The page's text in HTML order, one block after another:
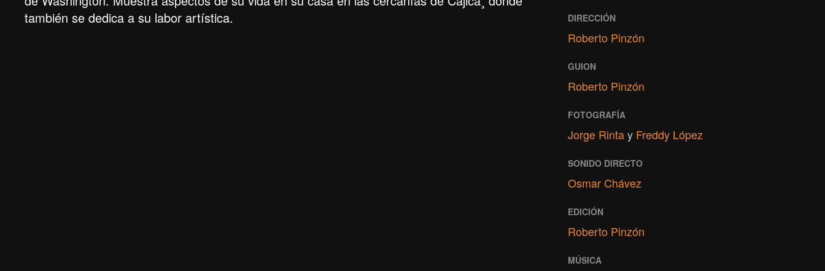
también se dedica a su labor artística.
DIRECCIÓN
Roberto Pinzón
GUION
Roberto Pinzón
FOTOGRAFÍA
Jorge Rintay Freddy López
SONIDO DIRECTO
Osmar Chávez
EDICIÓN
Roberto Pinzón
MÚSICA